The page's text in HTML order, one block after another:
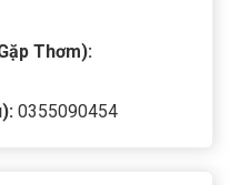
Thơm):
0355090454